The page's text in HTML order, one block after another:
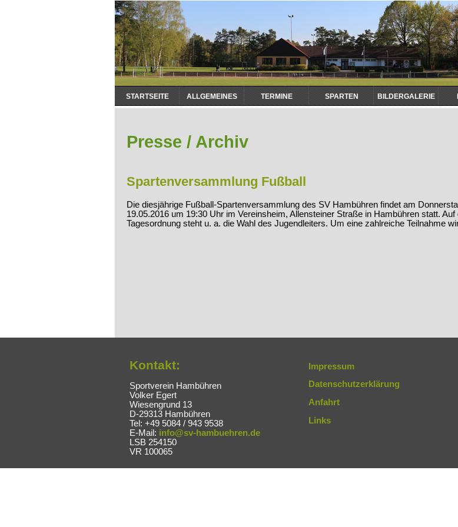
Navigation
überspringen
STARTSEITE ALLGEMEINES TERMINE SPARTEN BILDERGALERIE
Presse / Archiv
Spartenversammlung Fußball
Die diesjährige Fußball-Spartenversammlung des SV Hambühren findet am
19.05.2016 um 19:30 Uhr im Vereinsheim, Allensteiner Straße in Hambühren statt. Auf
Tagesordnung steht u. a. die Wahl des Jugendleiters. Um eine zahlreiche Teilnahme
Kontakt:
Sportverein Hambühren
Volker Egert
Wiesengrund 13
D-29313 Hambühren
Tel: +49 5084 / 943 9538
E-Mail: info@sv-hambuehren.de
LSB 254150
VR 100065
Impressum
Datenschutzerklärung
Anfahrt
Links